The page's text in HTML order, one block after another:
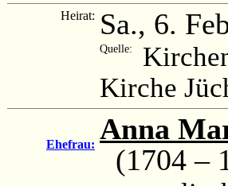
Heirat: Sa., 6.
Quelle:
Kirche
Ehefrau: Anna
(1704 –